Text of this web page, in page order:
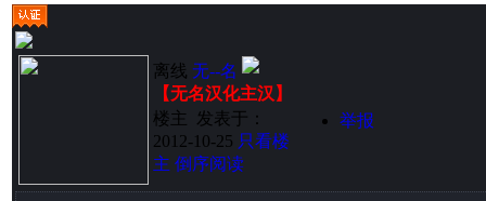
离线 无--名
【无名汉化主汉】
楼主
发表于：
2012-10-25 只看楼
主 倒序阅读
举报